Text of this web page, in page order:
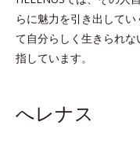
らに魅力を引き出してい
て自分らしく生きられ
指しています。
へレナス